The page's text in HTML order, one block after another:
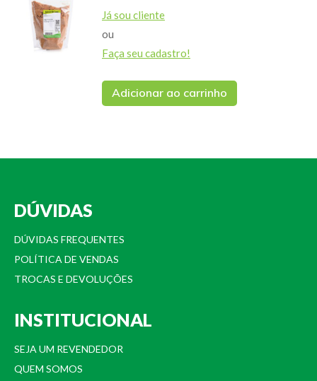
Já sou cliente
ou
Faça seu cadastro!
Adicionar ao carrinho
DÚVIDAS
DÚVIDAS FREQUENTES
POLÍTICA DE VENDAS
TROCAS E DEVOLUÇÕES
INSTITUCIONAL
SEJA UM REVENDEDOR
QUEM SOMOS